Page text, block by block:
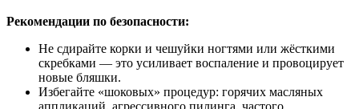
Рекомендации по безопасности:
Не сдирайте корки и чешуйки ногтями или жёсткими
скребками — это усиливает воспаление и провоцирует
новые бляшки.
Избегайте «шоковых» процедур: горячих масляных